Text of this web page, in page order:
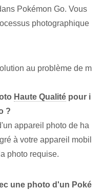
Pokémon Go. Vous
photographique
au problème de m
Haute Qualité ⁤pour i
?
appareil photo de ha
à votre appareil mobil
photo requise.
une photo d'un Poké